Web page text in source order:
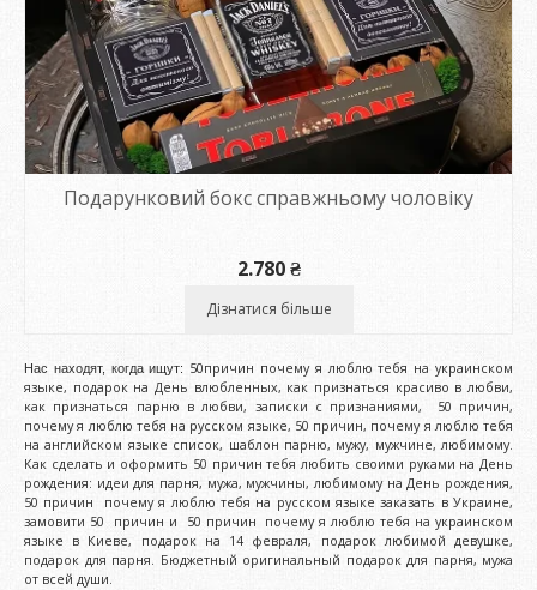
Подарунковий бокс справжньому чоловіку
2.780₴
Дізнатися більше
Нас находят, когда ищут: 50причин почему я люблю тебя на украинском
языке, подарок на День влюбленных, как признаться красиво в любви,
как признаться парню в любви, записки с признаниями, 50 причин,
почему я люблю тебя на русском языке, 50 причин, почему я люблю тебя
на английском языке список, шаблон парню, мужу, мужчине, любимому.
Как сделать и оформить 50 причин тебя любить своими руками на День
рождения: идеи для парня, мужа, мужчины, любимому на День рождения,
50 причин почему я люблю тебя на русском языке заказать в Украине,
замовити 50 причин и 50 причин почему я люблю тебя на украинском
языке в Киеве, подарок на 14 февраля, подарок любимой девушке,
подарок для парня. Бюджетный оригинальный подарок для парня, мужа
от всей души.